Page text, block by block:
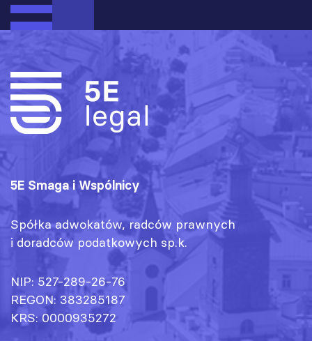
5E Smaga i Wspólnicy
Spółka adwokatów, radców prawnych
i doradców podatkowych sp.k.
NIP: 527-289-26-76
REGON: 383285187
KRS: 0000935272